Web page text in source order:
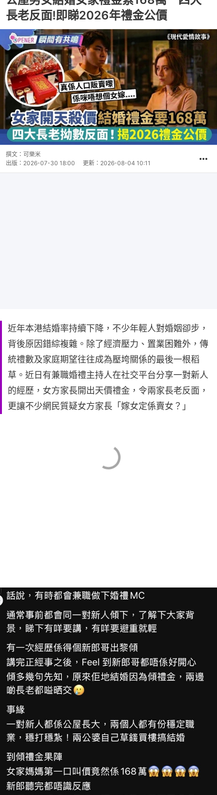
長老反面!即睇2026年禮金公價
撰文： 可樂米
出版： 2026-07-30 18:00 更新： 2026-08-04 10:11
近年本港結婚率持續下降，不少年輕人對婚姻卻步，
背後原因錯綜複雜。除了經濟壓力、置業困難外，傳
統禮數及家庭期望往往成為壓垮關係的最後一根稻
草。近日有兼職婚禮主持人在社交平台分享一對新人
的經歷，女方家長開出天價禮金，令兩家長老反面，
更讓不少網民質疑女方家長「嫁女定係賣女？」